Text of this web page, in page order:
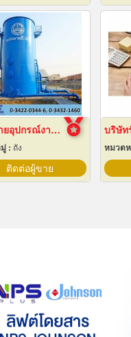
จำหน่ายอุปกรณ์งานระบบประปา
: ถัง
ติดต่อผู้ขาย
หมวด